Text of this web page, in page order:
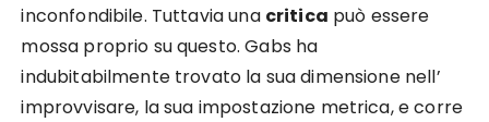
inconfondibile. Tuttavia una critica può essere
mossa proprio su questo. Gabs ha
indubitabilmente trovato la sua dimensione nell’
improvvisare, la sua impostazione metrica, e corre